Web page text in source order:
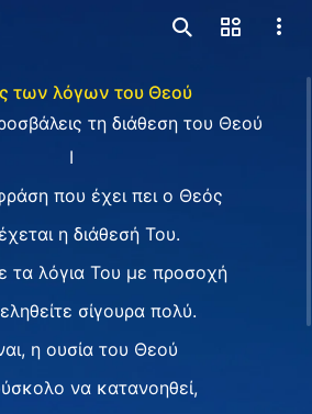
των λόγων του Θεού
τη διάθεση του Θεού
I
που έχει πει ο Θεός
η διάθεσή Του.
τα λόγια Του με προσοχή
σίγουρα πολύ.
η ουσία του Θεού
να κατανοηθεί,